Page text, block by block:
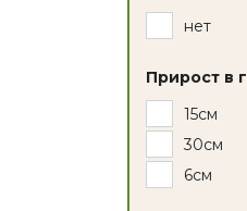
нет
Прирост в
15см
30см
6см